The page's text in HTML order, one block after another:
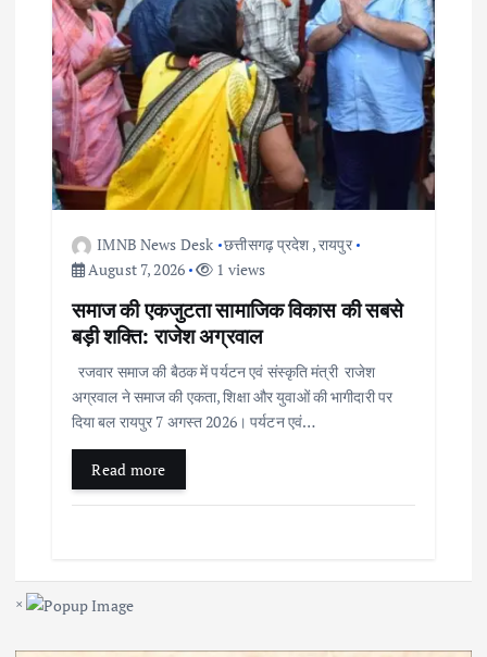
IMNB News Desk छत्तीसगढ़ प्रदेश ,रायपुर
August 7, 2026
1 views
समाज की एकजुटता सामाजिक विकास की सबसे
बड़ी शक्ति: राजेश अग्रवाल
रजवार समाज की बैठक में पर्यटन एवं संस्कृति मंत्री राजेश
अग्रवाल ने समाज की एकता, शिक्षा और युवाओं की भागीदारी पर
दिया बल रायपुर 7 अगस्त 2026। पर्यटन एवं…
Read more
×